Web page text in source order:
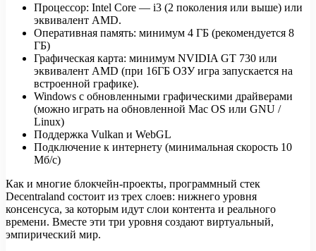
Процессор: Intel Core — i3 (2 поколения или выше) или
эквивалент AMD.
Оперативная память: минимум 4 ГБ (рекомендуется 8
ГБ)
Графическая карта: минимум NVIDIA GT 730 или
эквивалент AMD (при 16ГБ ОЗУ игра запускается на
встроенной графике).
Windows с обновленными графическими драйверами
(можно играть на обновленной Mac OS или GNU /
Linux)
Поддержка Vulkan и WebGL
Подключение к интернету (минимальная скорость 10
Мб/с)
Как и многие блокчейн-проекты, программный стек
Decentraland состоит из трех слоев: нижнего уровня
консенсуса, за которым идут слои контента и реального
времени. Вместе эти три уровня создают виртуальный,
эмпирический мир.